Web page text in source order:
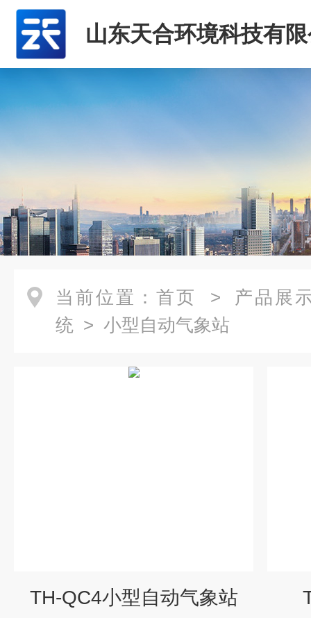
山东天合环境科技有
当前位置： 首页 > 产品展
统 > 小型自动气象站
TH-QC4小型自动气象站